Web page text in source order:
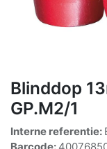
Blinddop
GP.M2/1
Interne referentie:
Barcode: